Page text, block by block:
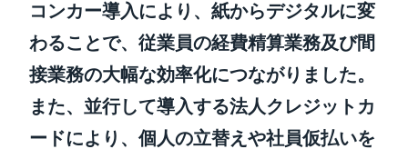
コンカー導入により、紙からデジタルに変
わることで、従業員の経費精算業務及び間
接業務の大幅な効率化につながりました。
また、並行して導入する法人クレジットカ
ードにより、個人の立替えや社員仮払いを